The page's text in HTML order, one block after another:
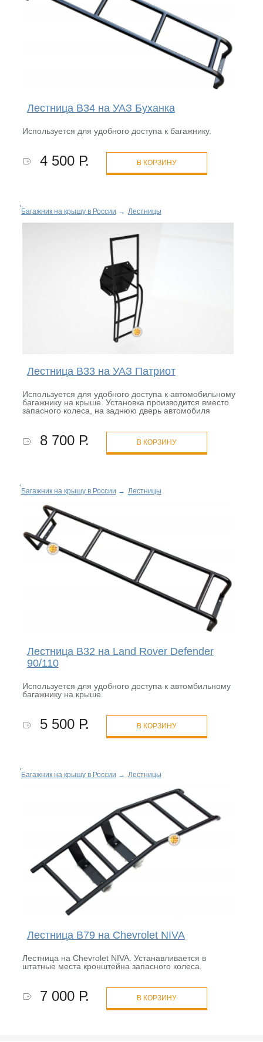
Лестница B34 на УАЗ Буханка
Используется для удобного доступа к багажнику.
4 500 Р. В КОРЗИНУ
Багажник на крышу в России → Лестницы
Лестница B33 на УАЗ Патриот
Используется для удобного доступа к автомобильному
багажнику на крыше. Установка производится вместо
запасного колеса, на заднюю дверь автомобиля
8 700 Р. В КОРЗИНУ
Багажник на крышу в России → Лестницы
Лестница B32 на Land Rover Defender
90/110
Используется для удобного доступа к автомбильному
багажнику на крыше.
5 500 Р. В КОРЗИНУ
Багажник на крышу в России → Лестницы
Лестница B79 на Chevrolet NIVA
Лестница на Chevrolet NIVA. Устанавливается в
штатные места кронштейна запасного колеса.
7 000 Р. В КОРЗИНУ